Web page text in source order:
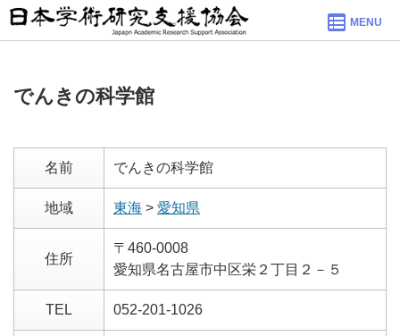
MENU
でんきの科学館
名前 でんきの科学館
地域 東海 > 愛知県
住所
〒460-0008
愛知県名古屋市中区栄２丁目２－５
TEL 052-201-1026